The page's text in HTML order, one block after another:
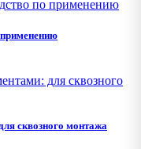
сквозного монтажа